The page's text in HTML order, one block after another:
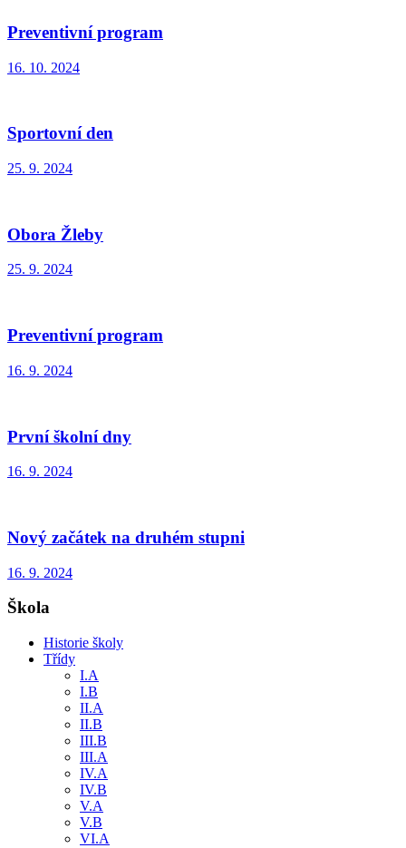
Preventivní program
16. 10. 2024
Sportovní den
25. 9. 2024
Obora Žleby
25. 9. 2024
Preventivní program
16. 9. 2024
První školní dny
16. 9. 2024
Nový začátek na druhém stupni
16. 9. 2024
Škola
Historie školy
Třídy
I.A
I.B
II.A
II.B
III.B
III.A
IV.A
IV.B
V.A
V.B
VI.A